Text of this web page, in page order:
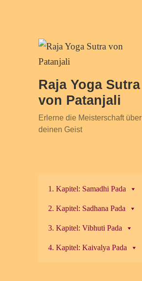
Raja Yoga Sutra
von Patanjali
Erlerne die Meisterschaft über
deinen Geist
1. Kapitel: Samadhi Pada
2. Kapitel: Sadhana Pada
3. Kapitel: Vibhuti Pada
4. Kapitel: Kaivalya Pada